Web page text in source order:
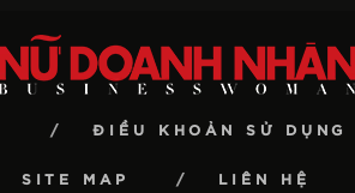
ĐIỀU KHOẢN SỬ DỤNG
SITE MAP LIÊN HỆ